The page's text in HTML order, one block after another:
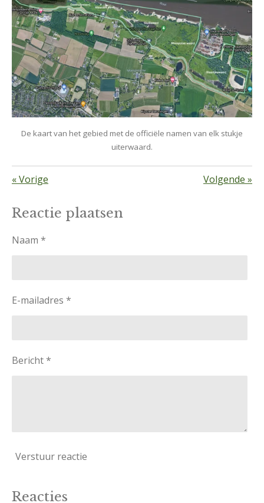
De kaart van het gebied met de officiële namen van elk stukje
uiterwaard.
«Vorige Volgende »
Reactie plaatsen
Naam *
E-mailadres *
Bericht *
Verstuur reactie
Reacties